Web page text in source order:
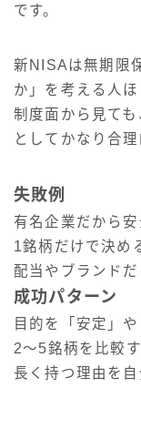
です。
新NISAは無期限
か」を考える人
制度面から見て
としてかなり合
失敗例
有名企業だから
1銘柄だけで決め
配当やブランド
成功パターン
目的を「安定」
2〜5銘柄を比較
長く持つ理由を